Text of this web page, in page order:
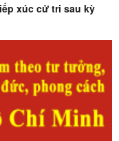
xúc cử tri sau kỳ
NGHỊ TẬP HUẤN 4
MÔI TRƯỜNG
bạch trên địa bàn